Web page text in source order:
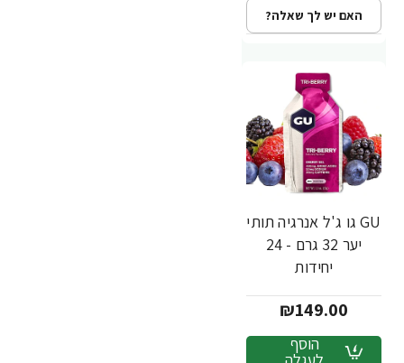
האם יש לך שאלה?
GU גו ג'ל אנרגיה תותי
יער 32 גרם - 24
יחידות
₪149.00
הוסף